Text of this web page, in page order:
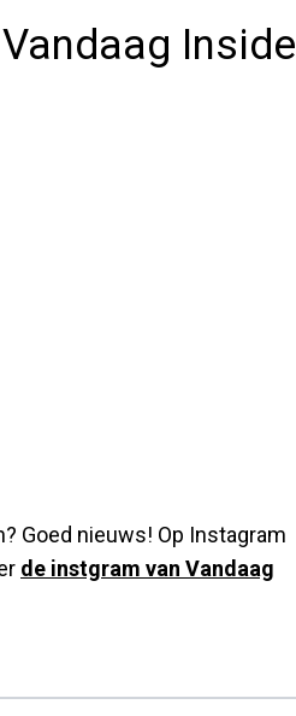
Inside
Goed nieuws! Op Instagram
de instgram van Vandaag